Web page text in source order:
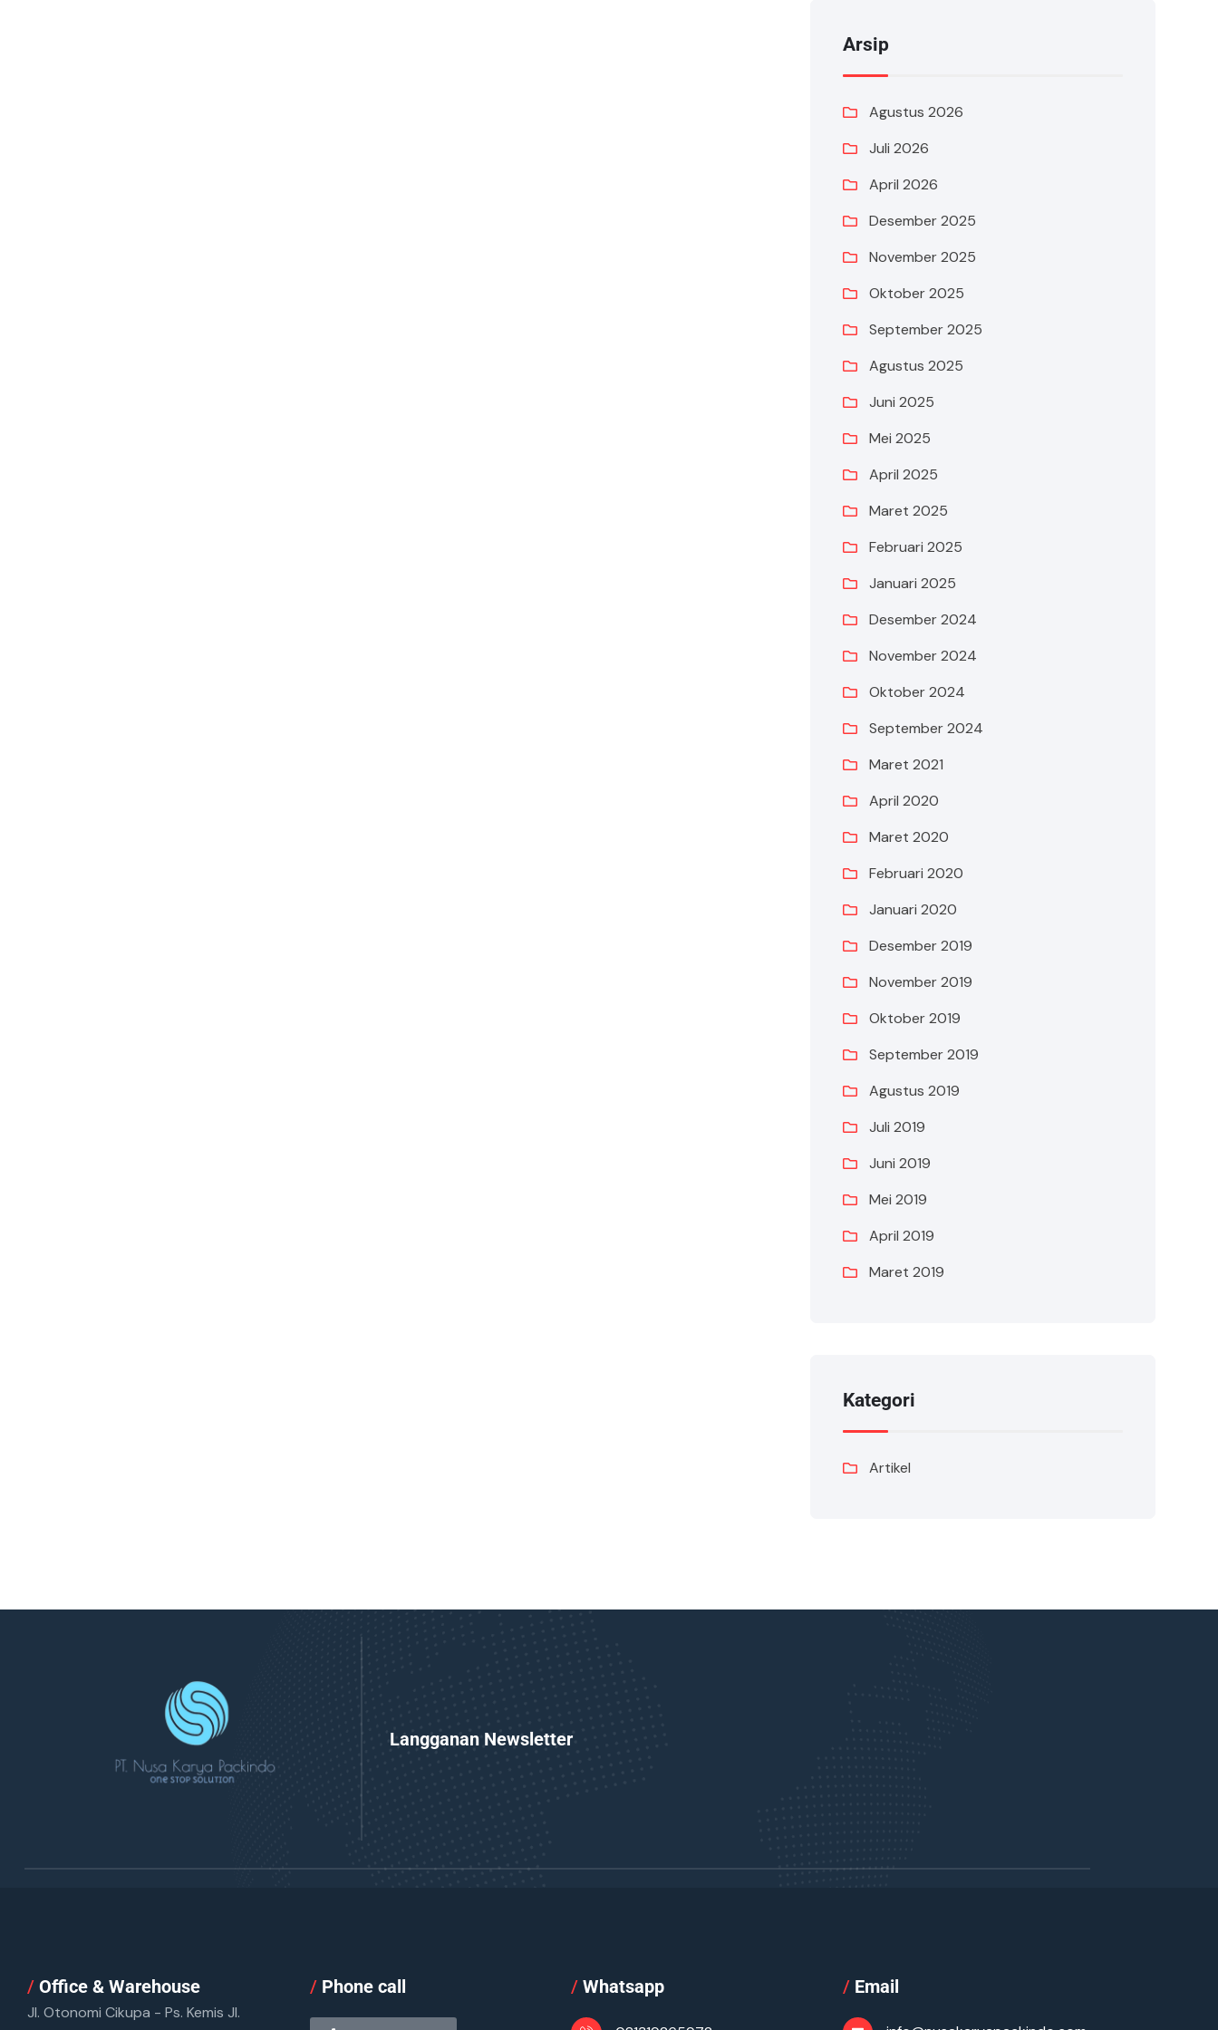
Arsip
Agustus 2026
Juli 2026
April 2026
Desember 2025
November 2025
Oktober 2025
September 2025
Agustus 2025
Juni 2025
Mei 2025
April 2025
Maret 2025
Februari 2025
Januari 2025
Desember 2024
November 2024
Oktober 2024
September 2024
Maret 2021
April 2020
Maret 2020
Februari 2020
Januari 2020
Desember 2019
November 2019
Oktober 2019
September 2019
Agustus 2019
Juli 2019
Juni 2019
Mei 2019
April 2019
Maret 2019
Kategori
Artikel
Langganan Newsletter
/ Office & Warehouse
Jl. Otonomi Cikupa - Ps. Kemis Jl.
/ Phone call /Whatsapp /Email